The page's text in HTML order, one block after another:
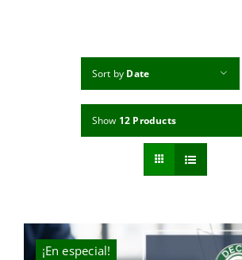
Sort by Date
Show 12 Products
¡En especial!